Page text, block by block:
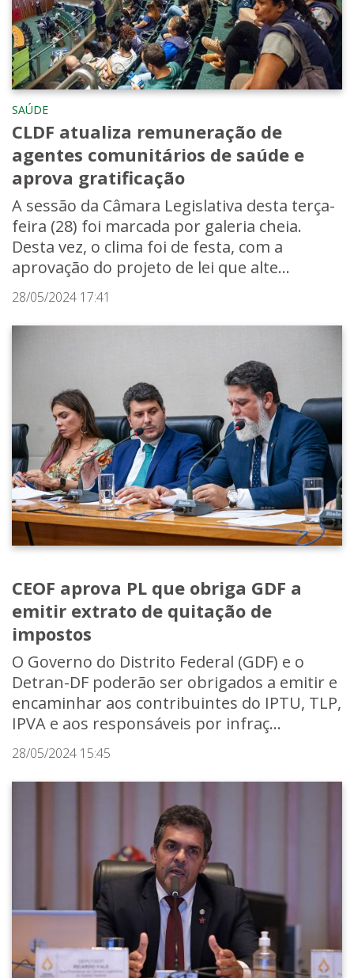
SAÚDE
CLDF atualiza remuneração de
agentes comunitários de saúde e
aprova gratificação
A sessão da Câmara Legislativa desta terça-
feira (28) foi marcada por galeria cheia.
Desta vez, o clima foi de festa, com a
aprovação do projeto de lei que alte...
28/05/2024 17:41
CEOF aprova PL que obriga GDF a
emitir extrato de quitação de
impostos
O Governo do Distrito Federal (GDF) e o
Detran-DF poderão ser obrigados a emitir e
encaminhar aos contribuintes do IPTU, TLP,
IPVA e aos responsáveis por infraç...
28/05/2024 15:45